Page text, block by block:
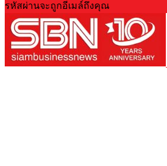
รหัสผ่านจะถูกอีเมล์ถึงคุณ